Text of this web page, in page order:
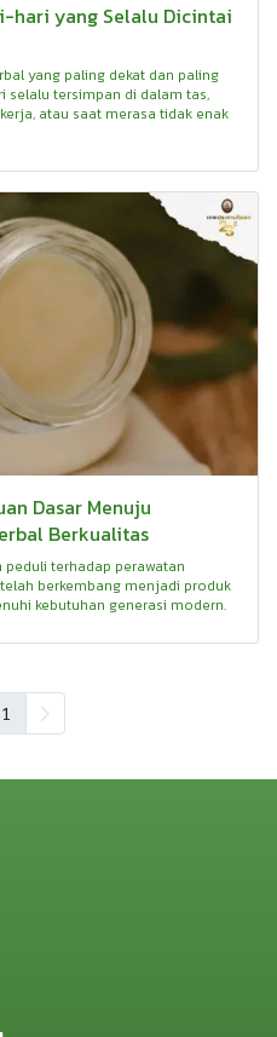
hari yang Selalu Dicintai
yang paling dekat dan paling
selalu tersimpan di dalam tas,
atau saat merasa tidak enak
Dasar Menuju
Berkualitas
terhadap perawatan
berkembang menjadi produk
kebutuhan generasi modern.
1